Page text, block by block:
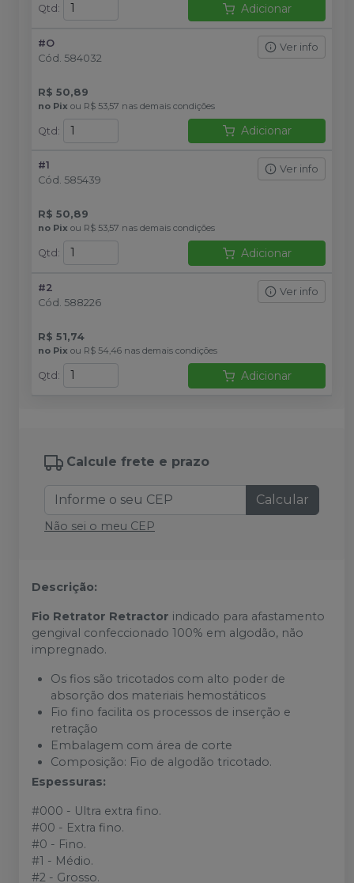
Qtd : Adicionar
#O
Cód. 584032
Ver info
R$ 50,89
no Pix ou R$ 53,57 nas demais condições
Qtd: Adicionar
#1
Cód. 585439
Ver info
R$ 50,89
no Pix ou R$ 53,57 nas demais condições
Qtd : Adicionar
#2
Cód. 588226
Ver info
R$ 51,74
no Pix ou R$ 54,46 nas demais condições
Qtd : Adicionar
Calcule frete e prazo
Calcular
Não sei o meu CEP
Descrição:
Fio Retrator Retractor indicado para afastamento
gengival confeccionado 100% em algodão, não
impregnado.
Os fios são tricotados com alto poder de
absorção dos materiais hemostáticos
Fio fino facilita os processos de inserção e
retração
Embalagem com área de corte
Composição: Fio de algodão tricotado.
Espessuras:
#000 - Ultra extra fino.
#00 - Extra fino.
#0 - Fino.
#1 - Médio.
#2 - Grosso.